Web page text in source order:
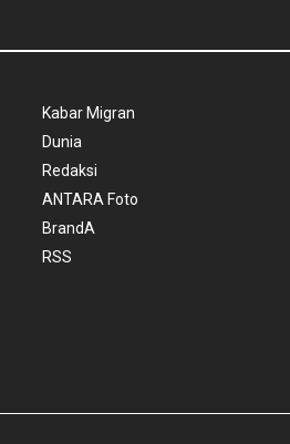
Kabar Migran
Dunia
Redaksi
ANTARA Foto
BrandA
RSS